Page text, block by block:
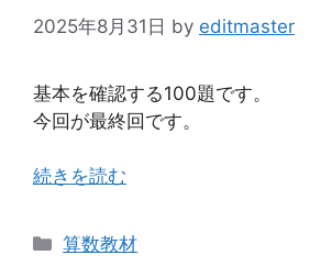
2025年8月31日 by editmaster
基本を確認する100題です。
今回が最終回です。
続きを読む
カ
算数教材